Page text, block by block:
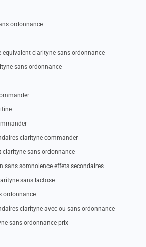
ordonnance
clarityne sans ordonnance
sans ordonnance
clarityne commander
sans ordonnance
sans somnolence effets secondaires
sans lactose
ordonnance
clarityne avec ou sans ordonnance
sans ordonnance prix